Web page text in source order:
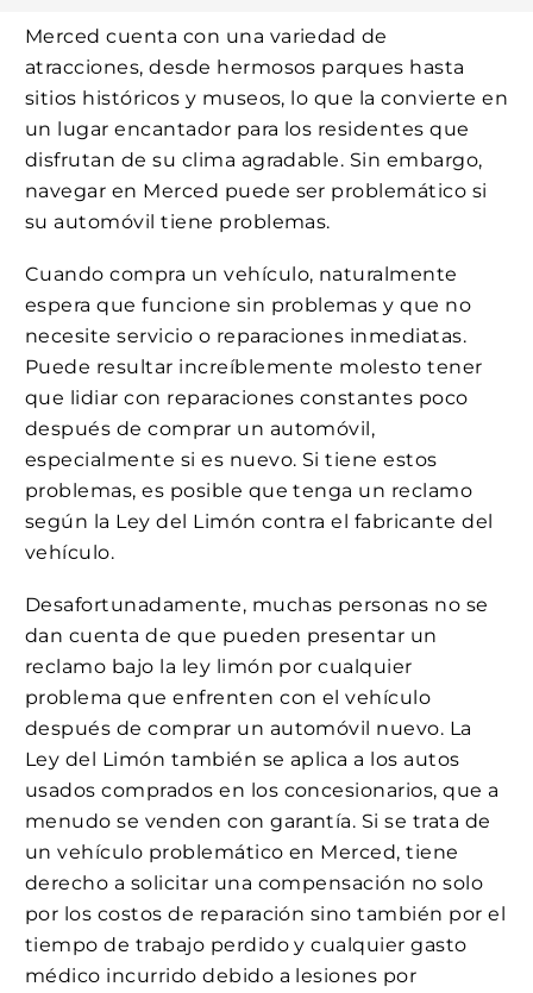
Merced cuenta con una variedad de
atracciones, desde hermosos parques hasta
sitios históricos y museos, lo que la convierte en
un lugar encantador para los residentes que
disfrutan de su clima agradable. Sin embargo,
navegar en Merced puede ser problemático si
su automóvil tiene problemas.
Cuando compra un vehículo, naturalmente
espera que funcione sin problemas y que no
necesite servicio o reparaciones inmediatas.
Puede resultar increíblemente molesto tener
que lidiar con reparaciones constantes poco
después de comprar un automóvil,
especialmente si es nuevo. Si tiene estos
problemas, es posible que tenga un reclamo
según la Ley del Limón contra el fabricante del
vehículo.
Desafortunadamente, muchas personas no se
dan cuenta de que pueden presentar un
reclamo bajo la ley limón por cualquier
problema que enfrenten con el vehículo
después de comprar un automóvil nuevo. La
Ley del Limón también se aplica a los autos
usados comprados en los concesionarios, que a
menudo se venden con garantía. Si se trata de
un vehículo problemático en Merced, tiene
derecho a solicitar una compensación no solo
por los costos de reparación sino también por el
tiempo de trabajo perdido y cualquier gasto
médico incurrido debido a lesiones por